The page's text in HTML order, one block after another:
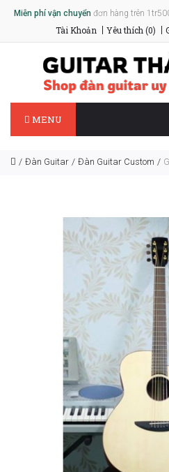
Miễn phí vận chuyểnđơn hàng trên
Tài Khoản Yêu thích (0)
MENU
Đàn Guitar Đàn Guitar Custom